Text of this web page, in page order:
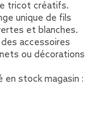
tricot créatifs.
unique de fils
et blanches.
accessoires
ou décorations
en stock magasin :